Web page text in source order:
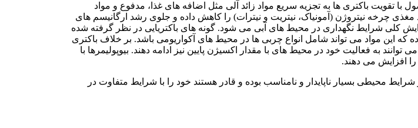
باکتری ها به تجزیه سریع مواد زائد آلی مثل اضافه های غذا، مدفوع و مواد
چرخه نیتروژن (آمونیاک، نیتریت و نیترات) را کاهش داده و جلوی رشد ارگانیسم های
کلی شرایط نگهداری در محیط های آبی می شود. گونه های باکتریایی در نظر گرفته شده
این مواد می تواند شامل انواع چربی ها در محیط های آکواریومی باشد. بر خلاف باکتری
به فعالیت خود در محیط های با مقدار اکسیژن پایین نیز ادامه دهند. بیوپولیمرها با
افزایش می دهند.
محیطی بسیار ناپایدار و نامناسب بوده و قادر هستند خود را با شرایط متفاوت در